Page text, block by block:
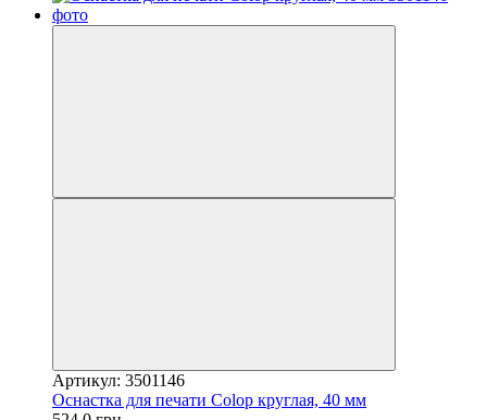
Артикул: 3501146
Оснастка для печати Colop круглая, 40 мм